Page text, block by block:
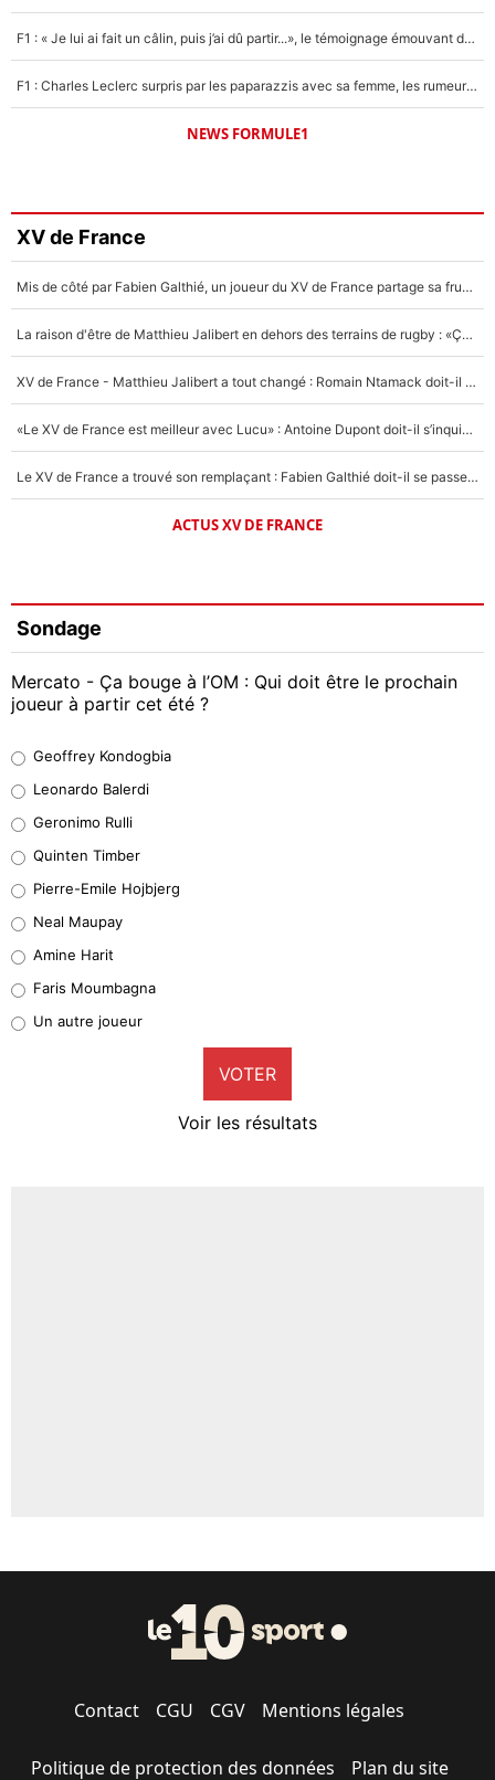
F1 : « Je lui ai fait un câlin, puis j’ai dû partir...», le témoignage émouvant de Max Verstappen sur sa fille
F1 : Charles Leclerc surpris par les paparazzis avec sa femme, les rumeurs étaient vraies !
NEWS FORMULE1
XV de France
Mis de côté par Fabien Galthié, un joueur du XV de France partage sa frustration : «ils ne me l’ont pas dit tout de suite»
La raison d'être de Matthieu Jalibert en dehors des terrains de rugby : «Ça m'atteint autant que si tu touches à un membre de ma famille»
XV de France - Matthieu Jalibert a tout changé : Romain Ntamack doit-il s’inquiéter pour sa place à un an de la Coupe du monde ?
«Le XV de France est meilleur avec Lucu» : Antoine Dupont doit-il s’inquiéter pour sa place ?
Le XV de France a trouvé son remplaçant : Fabien Galthié doit-il se passer d'Antoine Dupont ?
ACTUS XV DE FRANCE
Sondage
Mercato - Ça bouge à l’OM : Qui doit être le prochain
joueur à partir cet été ?
38%
32%
5%
1%
9%
Geoffrey Kondogbia
Leonardo Balerdi
Geronimo Rulli
Quinten Timber
Pierre-Emile Hojbjerg
Neal Maupay
Amine Harit
Faris Moumbagna
Un autre joueur
VOTER
Voir les résultats
Contact CGU CGV Mentions légales
Politique de protection des données Plan du site